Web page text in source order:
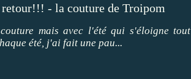
- la couture de Troipom
mais avec l'été qui s'éloigne tout
été, j'ai fait une pau...